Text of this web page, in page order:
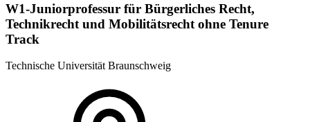
W1-Juniorprofessur für Bürgerliches Recht,
Technikrecht und Mobilitätsrecht ohne Tenure
Track
Technische Universität Braunschweig